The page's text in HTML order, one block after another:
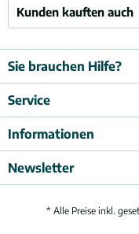
Kunden kauften auch
Sie brauchen Hilfe?
Service
Informationen
Newsletter
* Alle Preise inkl.